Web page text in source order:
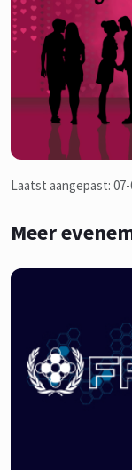
Laatst aangepast: 07-
Meer